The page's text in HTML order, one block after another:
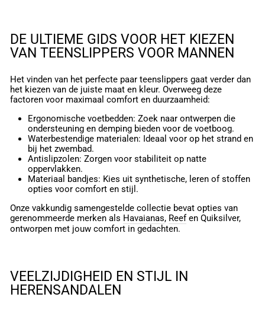
DE ULTIEME GIDS VOOR HET KIEZEN
VAN TEENSLIPPERS VOOR MANNEN
Het vinden van het perfecte paar teenslippers gaat verder dan
het kiezen van de juiste maat en kleur. Overweeg deze
factoren voor maximaal comfort en duurzaamheid:
Ergonomische voetbedden: Zoek naar ontwerpen die
ondersteuning en demping bieden voor de voetboog.
Waterbestendige materialen: Ideaal voor op het strand en
bij het zwembad.
Antislipzolen: Zorgen voor stabiliteit op natte
oppervlakken.
Materiaal bandjes: Kies uit synthetische, leren of stoffen
opties voor comfort en stijl.
Onze vakkundig samengestelde collectie bevat opties van
gerenommeerde merken als Havaianas, Reefen Quiksilver,
ontworpen met jouw comfort in gedachten.
VEELZIJDIGHEID EN STIJL IN
HERENSANDALEN